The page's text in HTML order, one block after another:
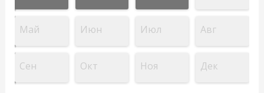
Май Июн Июл Авг
Сен Окт Ноя Дек